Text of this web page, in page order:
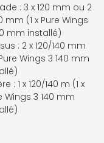
: 3 x 120 mm ou 2
mm (1 x Pure Wings
mm installé)
: 2 x 120/140 mm
Wings 3 140 mm
: 1 x 120/140 m (1 x
Wings 3 140 mm